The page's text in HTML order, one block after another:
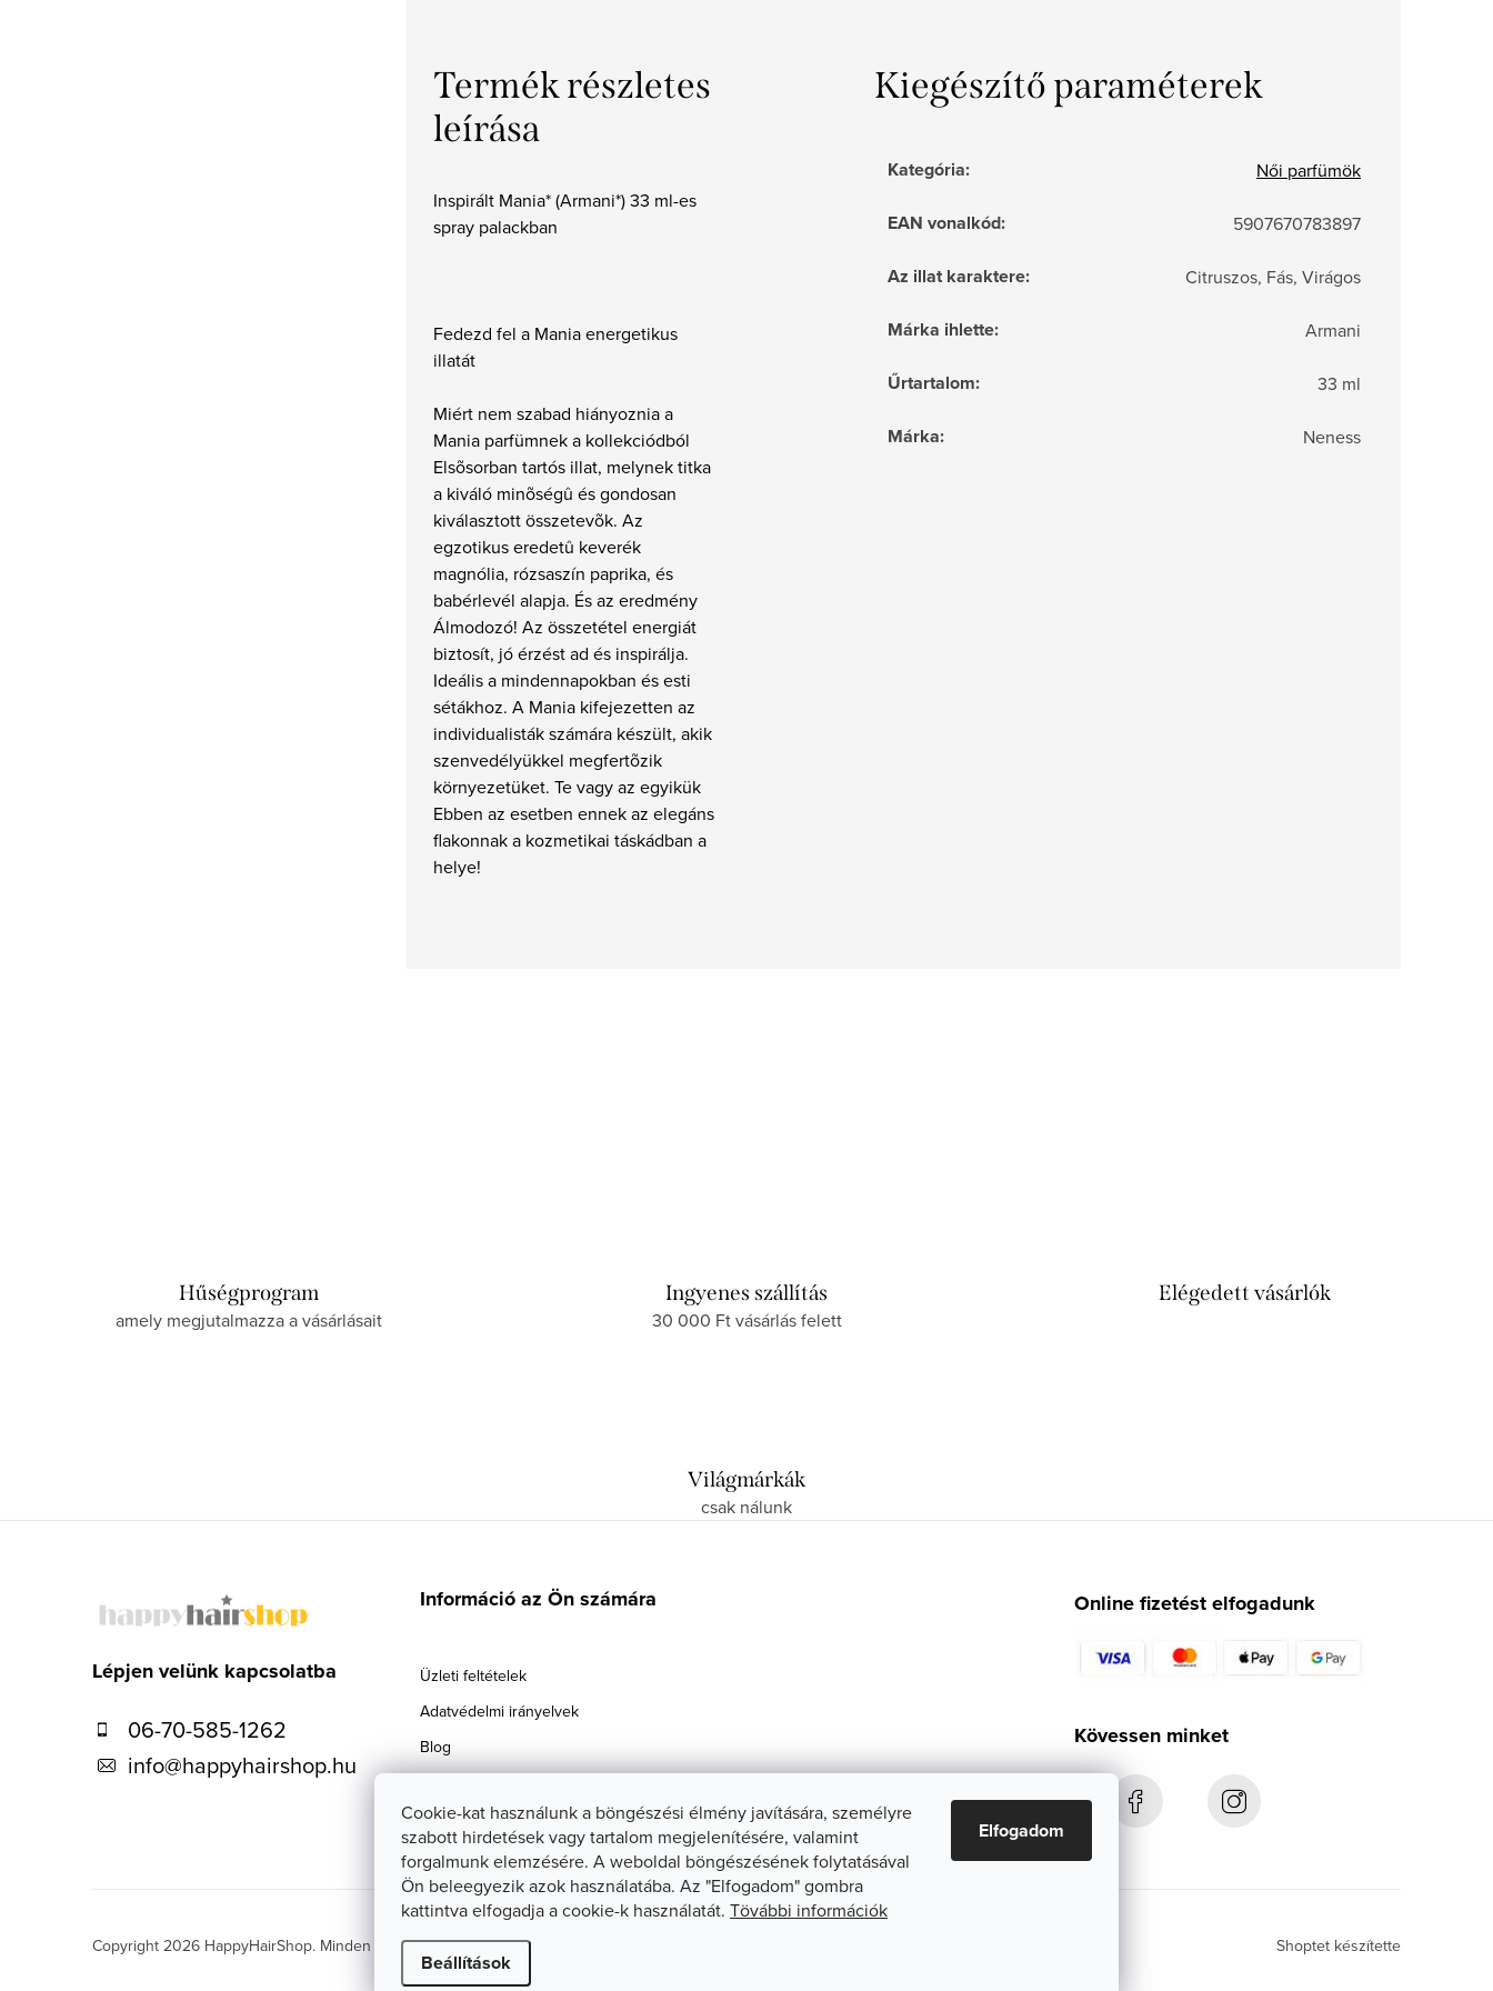
Cookie-kat használunk a böngészési élmény javítására, személyre
szabott hirdetések vagy tartalom megjelenítésére, valamint
forgalmunk elemzésére. A weboldal böngészésének folytatásával
Ön beleegyezik azok használatába. Az "Elfogadom" gombra
kattintva elfogadja a cookie-k használatát. Tövábbi információk
Beállítások
Elfogadom
Termék részletes
leírása
Inspirált Mania* (Armani*) 33 ml-es
spray palackban
Fedezd fel a Mania energetikus
illatát
Miért nem szabad hiányoznia a
Mania parfümnek a kollekciódból
Elsõsorban tartós illat, melynek titka
a kiváló minõségû és gondosan
kiválasztott összetevõk. Az
egzotikus eredetû keverék
magnólia, rózsaszín paprika, és
babérlevél alapja. És az eredmény
Álmodozó! Az összetétel energiát
biztosít, jó érzést ad és inspirálja.
Ideális a mindennapokban és esti
sétákhoz. A Mania kifejezetten az
individualisták számára készült, akik
szenvedélyükkel megfertõzik
környezetüket. Te vagy az egyikük
Ebben az esetben ennek az elegáns
flakonnak a kozmetikai táskádban a
helye!
Kiegészítő paraméterek
Kategória: Női parfümök
EAN vonalkód: 5907670783897
Az illat karaktere: Citruszos, Fás, Virágos
Márka ihlette: Armani
Űrtartalom: 33 ml
Márka: Neness
Hűségprogram
amely megjutalmazza a vásárlásait
Ingyenes szállítás
30 000 Ft vásárlás felett
Elégedett vásárlók
Világmárkák
csak nálunk
Lépjen velünk kapcsolatba
06-70-585-1262
info@happyhairshop.hu
Információ az Ön számára
Üzleti feltételek
Adatvédelmi irányelvek
Blog
Kapcsolat
Online fizetést elfogadunk
Kövessen minket
Shoptet készítette
Copyright 2026 HappyHairShop. Minden jog fenntartva.Süti beállítások szerkesztése